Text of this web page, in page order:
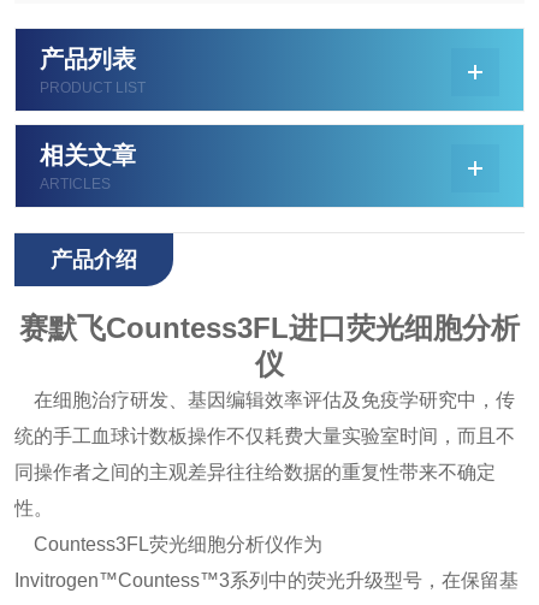
产品列表
PRODUCT LIST
相关文章
ARTICLES
产品介绍
赛默飞Countess3FL进口荧光细胞分析
仪
在细胞治疗研发、基因编辑效率评估及免疫学研究中，传
统的手工血球计数板操作不仅耗费大量实验室时间，而且不
同操作者之间的主观差异往往给数据的重复性带来不确定
性。
Countess3FL荧光细胞分析仪作为
Invitrogen™Countess™3系列中的荧光升级型号，在保留基